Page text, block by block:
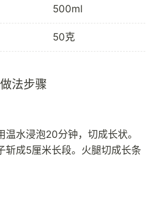
500ml
50克
法步骤
水浸泡20分钟，切成长状。
斩成5厘米长段。火腿切成长条